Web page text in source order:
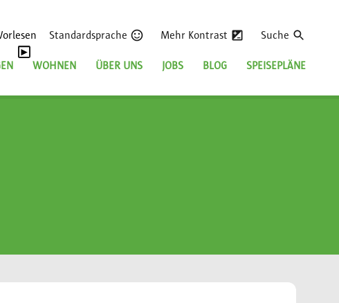
Standardsprache Mehr Kontrast Suche
WOHNEN ÜBER UNS JOBS BLOG SPEISEPLÄNE